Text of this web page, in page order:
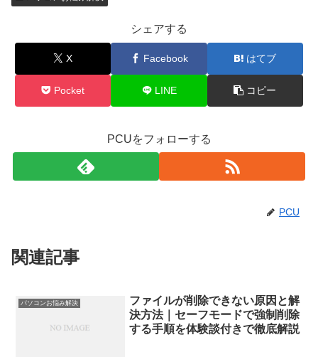
シェアする
X Facebook はてブ
Pocket LINE コピー
PCUをフォローする
PCU
関連記事
パソコンお悩み解決
ファイルが削除できない原因と解
決方法｜セーフモードで強制削除
する手順を体験談付きで徹底解説